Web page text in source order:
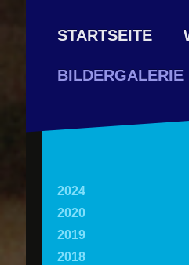
STARTSEITE
BILDERGALERIE
2024
2020
2019
2018